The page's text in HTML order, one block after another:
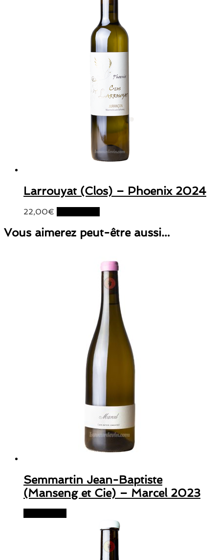
Larrouyat (Clos) – Phoenix 2024
22,00€
Vous aimerez peut-être aussi…
Semmartin Jean-Baptiste
(Manseng et Cie) – Marcel 2023